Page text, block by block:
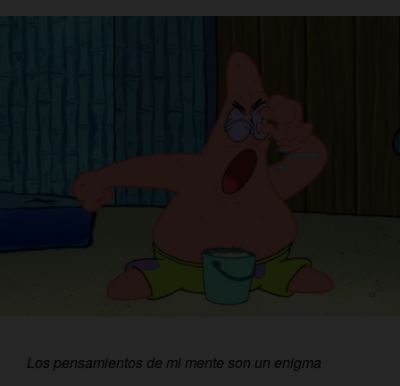
Los pensamientos de mi mente son un enigma